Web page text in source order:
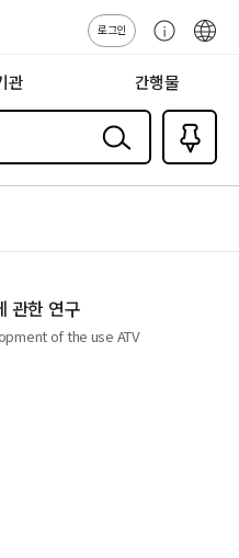
로그인
센
관 간행물
검색
즐겨찾
기0
관한 연구
of the use ATV